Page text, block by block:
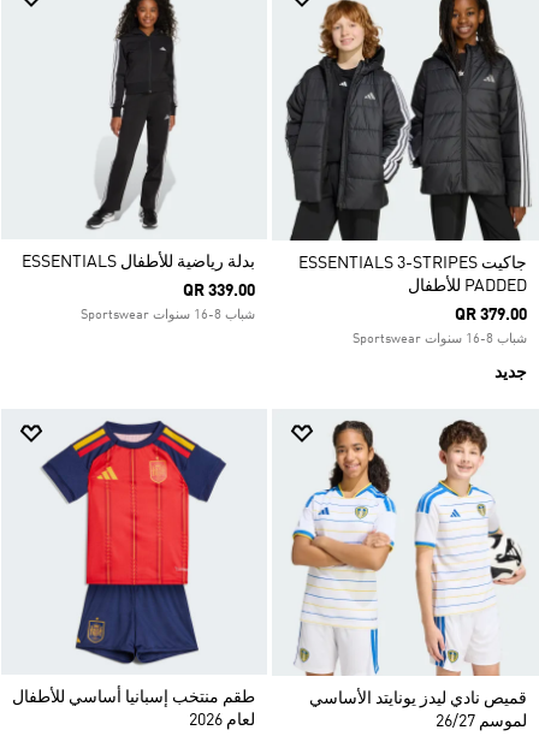
جاكيت ESSENTIALS 3-STRIPES
PADDED للأطفال
QR 379.00
شباب 8-16 سنوات Sportswear
جديد
بدلة رياضية للأطفال ESSENTIALS
QR 339.00
شباب 8-16 سنوات Sportswear
قميص نادي ليدز يونايتد الأساسي
لموسم 26/27
طقم منتخب إسبانيا أساسي للأطفال
لعام 2026